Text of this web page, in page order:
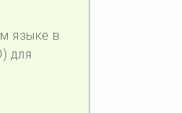
языке в
для